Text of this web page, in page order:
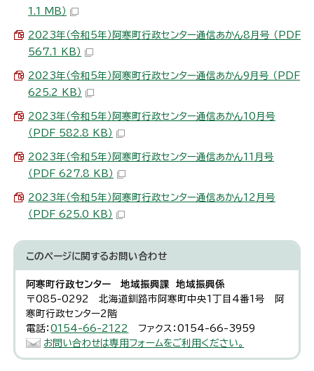
1.1 MB）
2023年（令和5年）阿寒町行政センター通信あかん8月号 （PDF
567.1 KB）
2023年（令和5年）阿寒町行政センター通信あかん9月号 （PDF
625.2 KB）
2023年（令和5年）阿寒町行政センター通信あかん10月号
（PDF 582.8 KB）
2023年（令和5年）阿寒町行政センター通信あかん11月号
（PDF 627.8 KB）
2023年（令和5年）阿寒町行政センター通信あかん12月号
（PDF 625.0 KB）
このページに関するお問い合わせ
阿寒町行政センター 地域振興課 地域振興係
〒085-0292 北海道釧路市阿寒町中央1丁目4番1号 阿
寒町行政センター2階
電話：0154-66-2122
ファクス：0154-66-3959
お問い合わせは専用フォームをご利用ください。